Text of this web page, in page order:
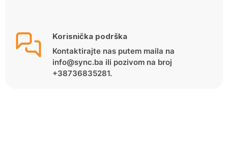
Korisnička podrška
Kontaktirajte nas putem maila na
info@sync.ba ili pozivom na broj
+38736835281.